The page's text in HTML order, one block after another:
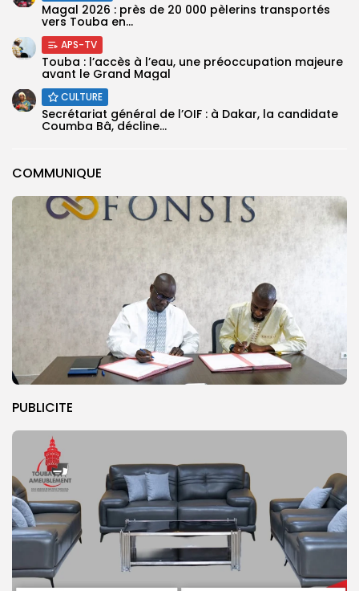
COMMUNIQUE
PUBLICITE
Magal 2026 : près de 20 000 pèlerins transportés
vers Touba en...
APS-TV
Touba : l’accès à l’eau, une préoccupation majeure
avant le Grand Magal
CULTURE
Secrétariat général de l’OIF : à Dakar, la candidate
Coumba Bâ, décline...